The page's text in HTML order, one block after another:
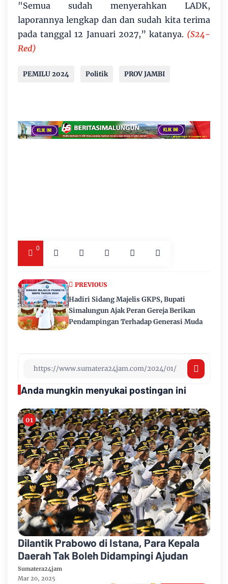
"Semua sudah menyerahkan LADK,
laporannya lengkap dan dan sudah kita terima
pada tanggal 12 Januari 2027,” katanya. (S24-
Red)
PEMILU 2024 Politik PROV JAMBI
0
PREVIOUS
Hadiri Sidang Majelis GKPS, Bupati
Simalungun Ajak Peran Gereja Berikan
Pendampingan Terhadap Generasi Muda
Anda mungkin menyukai postingan ini
Dilantik Prabowo di Istana, Para Kepala
Daerah Tak Boleh Didampingi Ajudan
Sumatera24jam
Mar 20, 2025